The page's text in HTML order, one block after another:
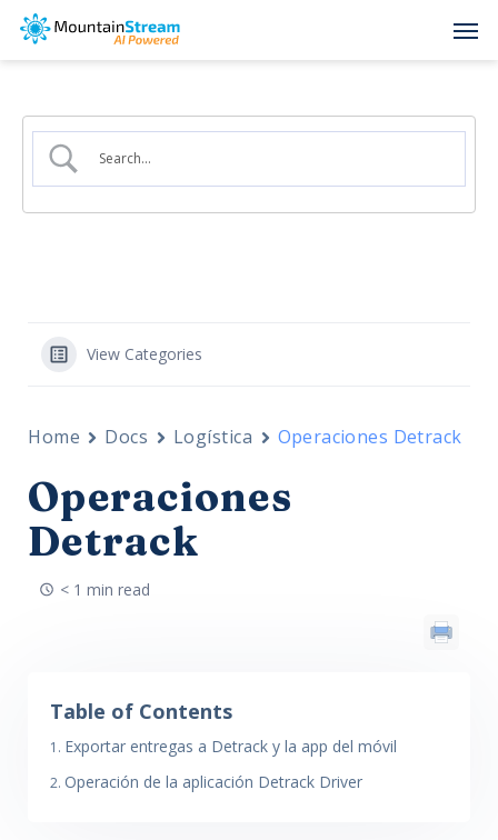
Skip
content
View Categories
Home Docs Logística Operaciones Detrack
Operaciones
Detrack
< 1 min read
Table of Contents
Exportar entregas a Detrack y la app del móvil
Operación de la aplicación Detrack Driver